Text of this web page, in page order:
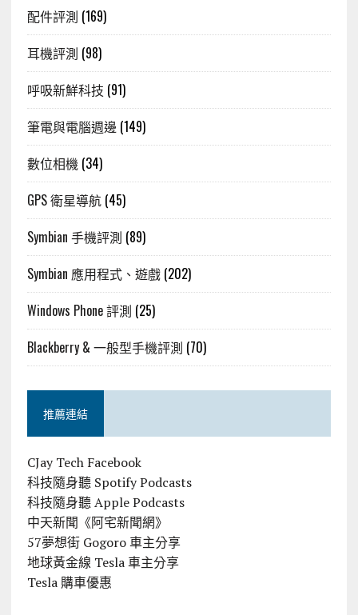
配件評測 (169)
耳機評測 (98)
呼吸新鮮科技 (91)
筆電與電腦週邊 (149)
數位相機 (34)
GPS 衛星導航(45)
Symbian 手機評測 (89)
Symbian 應用程式、遊戲(202)
Windows Phone 評測 (25)
Blackberry & 一般型手機評測 (70)
推薦連結
CJay Tech Facebook
科技隨身聽 Spotify Podcasts
科技隨身聽 Apple Podcasts
中天新聞《阿宅新聞網》
57夢想街 Gogoro 車主分享
地球黃金線 Tesla 車主分享
Tesla 購車優惠